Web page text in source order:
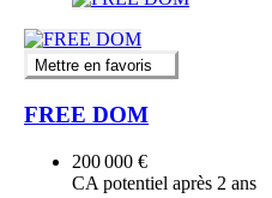
Mettre en favoris
FREE DOM
200 000 €
CA potentiel après 2 ans